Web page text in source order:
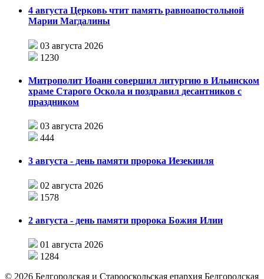
4 августа Церковь чтит память равноапостольной
Марии Магдалины
03 августа 2026
1230
Митрополит Иоанн совершил литургию в Ильинском
храме Старого Оскола и поздравил десантников с
праздником
03 августа 2026
444
3 августа - день памяти пророка Иезекииля
02 августа 2026
1578
2 августа - день памяти пророка Божия Илии
01 августа 2026
1284
© 2026 Белгородская и Старооскольская епархия Белгородская